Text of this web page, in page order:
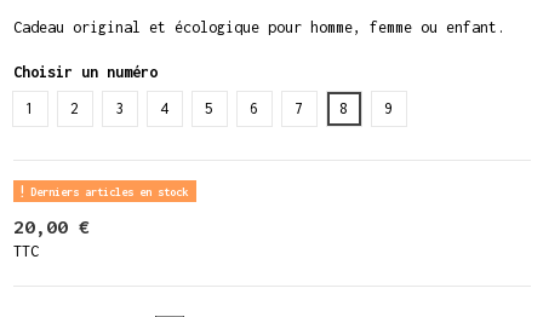
Cadeau original et écologique pour homme, femme ou enfant.
Choisir un numéro
1
2 3 4 5 6 7 8 9
Derniers articles en stock
20,00 €
TTC